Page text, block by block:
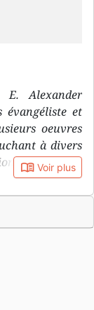
E. Alexander
et
oeuvres
à divers
Biblique,
Biblique ,
biblique de
littérature par
La Maison de
book_open Voir plus